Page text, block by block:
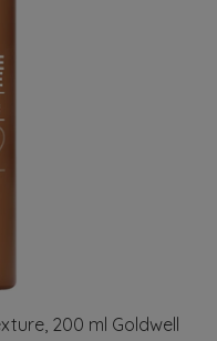
200 ml Goldwell